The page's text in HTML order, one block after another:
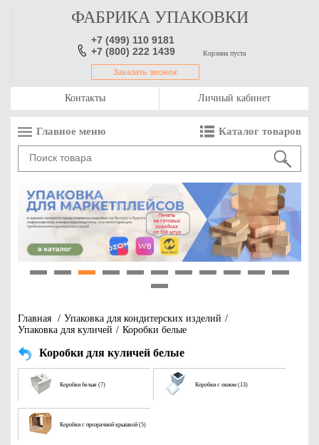
ФАБРИКА УПАКОВКИ
+7 (499) 110 9181
+7 (800) 222 1439
Заказать звонок
Корзина пуста
Контакты Личный кабинет
Главное меню Каталог товаров
Главная / Упаковка для кондитерских изделий /
Упаковка для куличей / Коробки белые
Коробки для куличей белые
Коробки белые (7) Коробки с окном (13)
Коробки с прозрачной крышкой (5)